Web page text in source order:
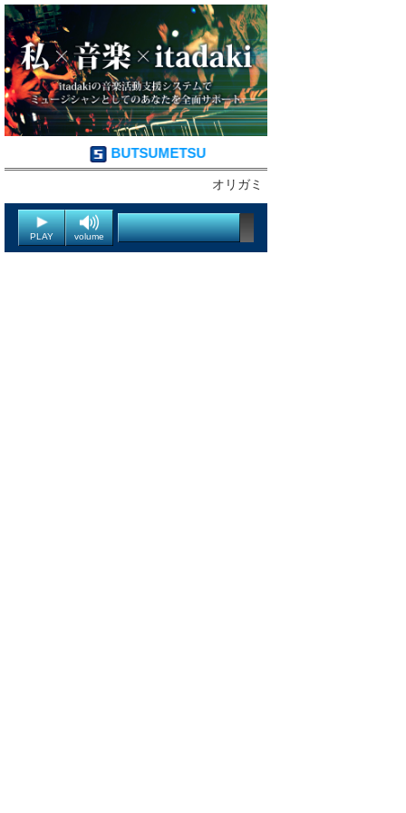
BUTSUMETSU
オリガミ
PLAY volume